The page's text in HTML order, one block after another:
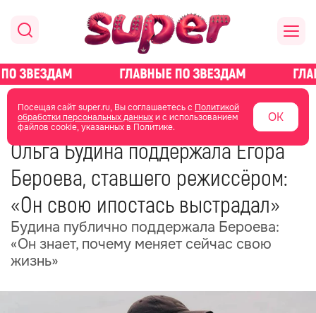
Посещая сайт super.ru, Вы соглашаетесь с Политикой
обработки персональных данныхи с использованием
файлов cookie, указанных в Политике.
ОК
главная новости о звездах новости
09 мая 15:38
Ольга Будина поддержала Егора
Бероева, ставшего режиссёром:
«Он свою ипостась выстрадал»
Будина публично поддержала Бероева:
«Он знает, почему меняет сейчас свою
жизнь»